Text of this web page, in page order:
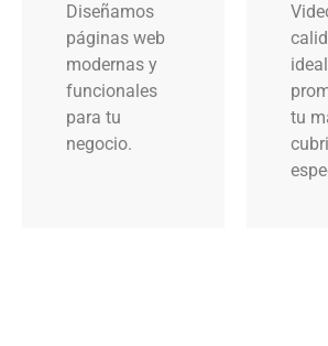
Diseñamos
páginas web
modernas y
funcionales
para tu
negocio.
tu